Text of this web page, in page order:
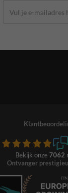
Bekijk onze 7062
Ontvanger